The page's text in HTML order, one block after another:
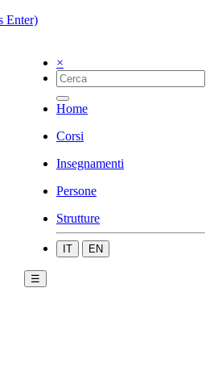
Enter)
×
Home
Corsi
Insegnamenti
Persone
Strutture
IT EN
☰